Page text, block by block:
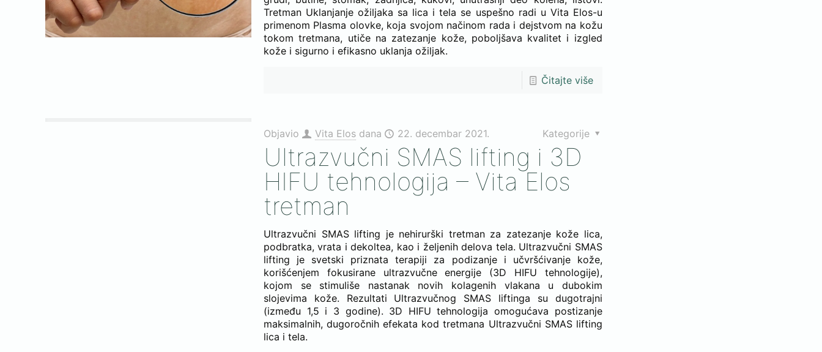
Tretman Uklanjanje ožiljaka sa lica i tela se uspešno radi u Vita Elos-u
primenom Plasma olovke, koja svojom načinom rada i dejstvom na kožu
tokom tretmana, utiče na zatezanje kože, poboljšava kvalitet i izgled
kože i sigurno i efikasno uklanja ožiljak.
Čitajte više
Objavio Vita Elos dana 22. decembar 2021. Kategorije
Ultrazvučni SMAS lifting i 3D
HIFU tehnologija – Vita Elos
tretman
Ultrazvučni SMAS lifting je nehirurški tretman za zatezanje kože lica,
podbratka, vrata i dekoltea, kao i željenih delova tela. Ultrazvučni SMAS
lifting je svetski priznata terapiji za podizanje i učvršćivanje kože,
korišćenjem fokusirane ultrazvučne energije (3D HIFU tehnologije),
kojom se stimuliše nastanak novih kolagenih vlakana u dubokim
slojevima kože. Rezultati Ultrazvučnog SMAS liftinga su dugotrajni
(između 1,5 i 3 godine). 3D HIFU tehnologija omogućava postizanje
maksimalnih, dugoročnih efekata kod tretmana Ultrazvučni SMAS lifting
lica i tela.